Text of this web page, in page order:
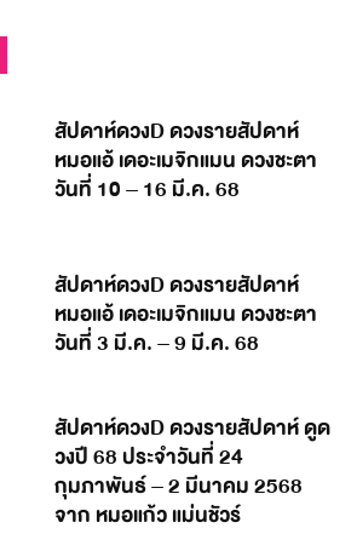
สัปดาห์ดวงD ดวงรายสัปดาห์
หมอแอ้ เดอะเมจิกแมน ดวงชะตา
วันที่ 10 – 16 มี.ค. 68
สัปดาห์ดวงD ดวงรายสัปดาห์
หมอแอ้ เดอะเมจิกแมน ดวงชะตา
วันที่ 3 มี.ค. – 9 มี.ค. 68
สัปดาห์ดวงD ดวงรายสัปดาห์ ดูด
วงปี 68 ประจำวันที่ 24
กุมภาพันธ์ – 2 มีนาคม 2568
จาก หมอแก้ว แม่นชัวร์